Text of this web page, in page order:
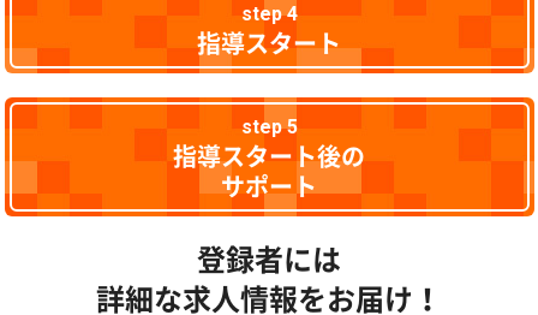
step 4
指導スタート
step 5
指導スタート後の
サポート
登録者には
詳細な求人情報をお届け！